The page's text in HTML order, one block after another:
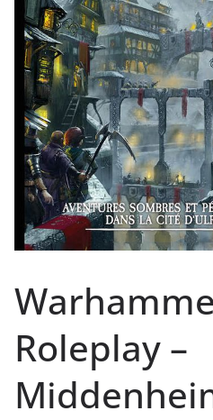
Roleplay –